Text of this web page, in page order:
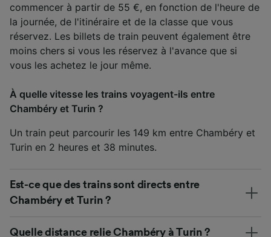
commencer à partir de 55 €, en fonction de l'heure de
la journée, de l'itinéraire et de la classe que vous
réservez. Les billets de train peuvent également être
moins chers si vous les réservez à l'avance que si
vous les achetez le jour même.
À quelle vitesse les trains voyagent-ils entre
Chambéry et Turin ?
Un train peut parcourir les 149 km entre Chambéry et
Turin en 2 heures et 38 minutes.
Est-ce que des trains sont directs entre
Chambéry et Turin ?
Quelle distance relie Chambéry à Turin ?